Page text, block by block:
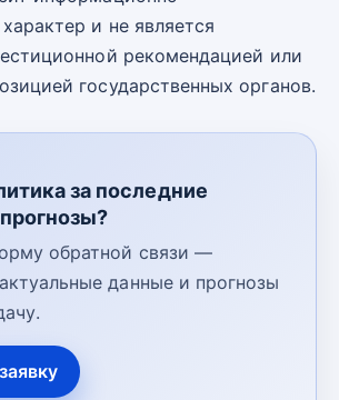
и не является
рекомендацией или
государственных органов.
за последние
обратной связи —
данные и прогнозы